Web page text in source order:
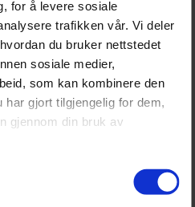
for å levere sosiale
trafikken vår. Vi deler
du bruker nettstedet
sosiale medier,
som kan kombinere den
har gjort tilgjengelig for dem,
gjennom din bruk av
og utvides videre langs
skap, skuffer, benker og
for stabil og sikker
for Turisimo innredning, 4